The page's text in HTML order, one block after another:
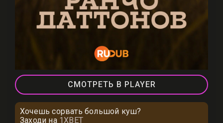
СМОТРЕТЬ В PLAYER
Хочешь сорвать большой куш?
Заходи на 1XBET